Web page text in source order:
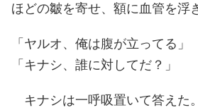
ほどの皺を寄せ、額に血管を浮
「ヤルオ、俺は腹が立ってる」
「キナシ、誰に対してだ？」
キナシは一呼吸置いて答えた。